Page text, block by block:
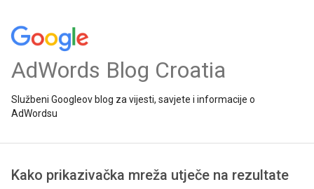
AdWords Blog Croatia
Službeni Googleov blog za vijesti, savjete i informacije o
AdWordsu
Kako prikazivačka mreža utječe na rezultate